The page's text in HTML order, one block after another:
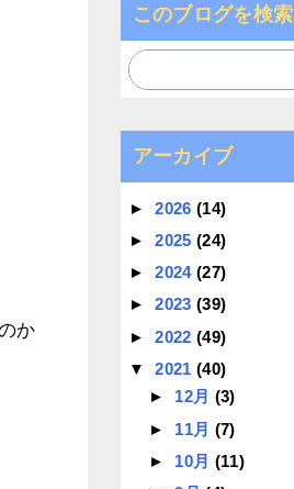
か
このブログを検索
アーカイブ
►2026(14)
►2025(24)
►2024(27)
►2023(39)
►2022(49)
▼2021(40)
► 12月 (3)
► 11月 (7)
► 10月 (11)